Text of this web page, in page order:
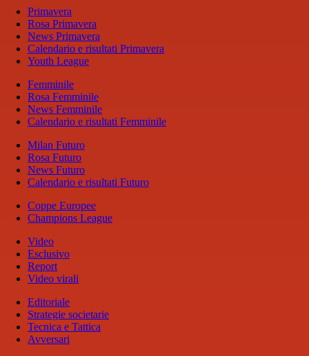
Primavera
Rosa Primavera
News Primavera
Calendario e risultati Primavera
Youth League
Femminile
Rosa Femminile
News Femminile
Calendario e risultati Femminile
Milan Futuro
Rosa Futuro
News Futuro
Calendario e risultati Futuro
Coppe Europee
Champions League
Video
Esclusivo
Report
Video virali
Editoriale
Strategie societarie
Tecnica e Tattica
Avversari